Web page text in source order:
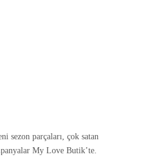
sezon parçaları, çok satan
My Love Butik’te.